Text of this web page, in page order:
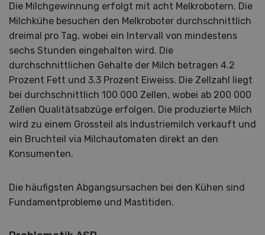
Die Milchgewinnung erfolgt mit acht Melkrobotern. Die
Milchkühe besuchen den Melkroboter durchschnittlich
dreimal pro Tag, wobei ein Intervall von mindestens
sechs Stunden eingehalten wird. Die
durchschnittlichen Gehalte der Milch betragen 4.2
Prozent Fett und 3.3 Prozent Eiweiss. Die Zellzahl liegt
bei durchschnittlich 100 000 Zellen, wobei ab 200 000
Zellen Qualitätsabzüge erfolgen. Die produzierte Milch
wird zu einem Grossteil als Industriemilch verkauft und
ein Bruchteil via Milchautomaten direkt an den
Konsumenten.
Die häufigsten Abgangsursachen bei den Kühen sind
Fundamentprobleme und Mastitiden.